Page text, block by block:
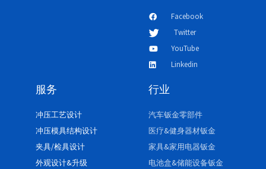
Facebook
Twitter
YouTube
Linkedin
服务
冲压工艺设计
冲压模具结构设计
夹具/检具设计
外观设计&升级
行业
汽车钣金零部件
医疗&健身器材钣金
家具&家用电器钣金
电池盒&储能设备钣金